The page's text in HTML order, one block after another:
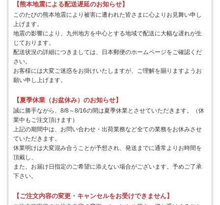
【熊本地震による配送遅延のお知らせ】
このたびの熊本地震により被害に遭われた皆さまに心よりお見舞い申し
上げます。
地震の影響により、九州地方を中心とする地域で配送に大幅な遅れが生
じております。
配送状況の詳細につきましては、日本郵便のホームページをご確認くだ
さい。
お客様には大変ご迷惑をお掛けいたしますが、ご理解を賜りますようお
願い申し上げます。
【夏季休業（お盆休み）のお知らせ】
誠に勝手ながら、8/8～8/16の間は夏季休業とさせていただきます。（休
業中もご注文頂けます）
上記の期間中は、お問い合わせ・出荷業務など全ての業務をお休みさせ
ていただきます。
休業明けは大変混み合うことが予想され、発送までに通常よりお時間を
頂戴し、
また、お届け日指定のご希望に添えない場合がございます。予めご了承
下さい。
【ご注文内容の変更・キャンセルをお受けできません】